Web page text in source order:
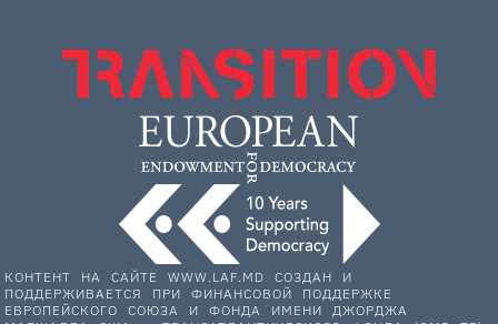
КОНТЕНТ НА САЙТЕ WWW.LAF.MD СОЗДАН И
ПОДДЕРЖИВАЕТСЯ ПРИ ФИНАНСОВОЙ ПОДДЕРЖКЕ
ЕВРОПЕЙСКОГО СОЮЗА И ФОНДА ИМЕНИ ДЖОРДЖА